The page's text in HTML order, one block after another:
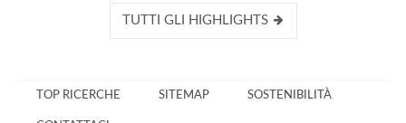
TUTTI GLI HIGHLIGHTS
TOP RICERCHE SITEMAP SOSTENIBILITÀ